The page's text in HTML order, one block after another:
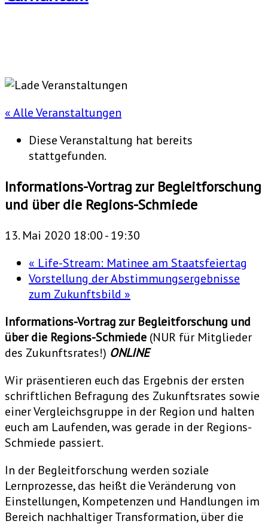
« Alle Veranstaltungen
Diese Veranstaltung hat bereits
stattgefunden.
Informations-Vortrag zur Begleitforschung
und über die Regions-Schmiede
13. Mai 2020 18:00-19:30
« Life-Stream: Matinee am Staatsfeiertag
Vorstellung der Abstimmungsergebnisse
zum Zukunftsbild »
Informations-Vortrag zur Begleitforschung und
über die Regions-Schmiede (NUR für Mitglieder
des Zukunftsrates!) ONLINE
Wir präsentieren euch das Ergebnis der ersten
schriftlichen Befragung des Zukunftsrates sowie
einer Vergleichsgruppe in der Region und halten
euch am Laufenden, was gerade in der Regions-
Schmiede passiert.
In der Begleitforschung werden soziale
Lernprozesse, das heißt die Veränderung von
Einstellungen, Kompetenzen und Handlungen im
Bereich nachhaltiger Transformation, über die